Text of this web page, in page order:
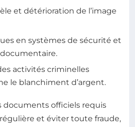
et détérioration de l’image
en systèmes de sécurité et
activités criminelles
le blanchiment d’argent.
documents officiels requis
et éviter toute fraude,